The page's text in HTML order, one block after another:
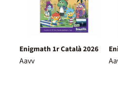
Enigmath 1r Català 2026
Aavv